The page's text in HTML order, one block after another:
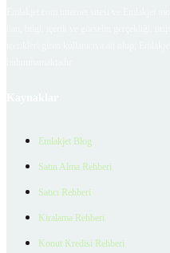
Emlakjet Blog
Satın Alma Rehberi
Satıcı Rehberi
Kiralama Rehberi
Konut Kredisi Rehberi